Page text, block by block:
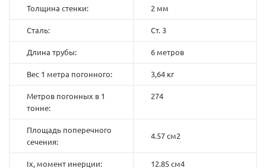
Толщина стенки: 2 мм
Сталь: Ст. 3
Длина трубы: 6 метров
Вес 1 метра погонного: 3,64 кг
Метров погонных в 1
тонне:
274
Площадь поперечного
сечения:
4.57 см2
Ix, момент инерции: 12.85 см4